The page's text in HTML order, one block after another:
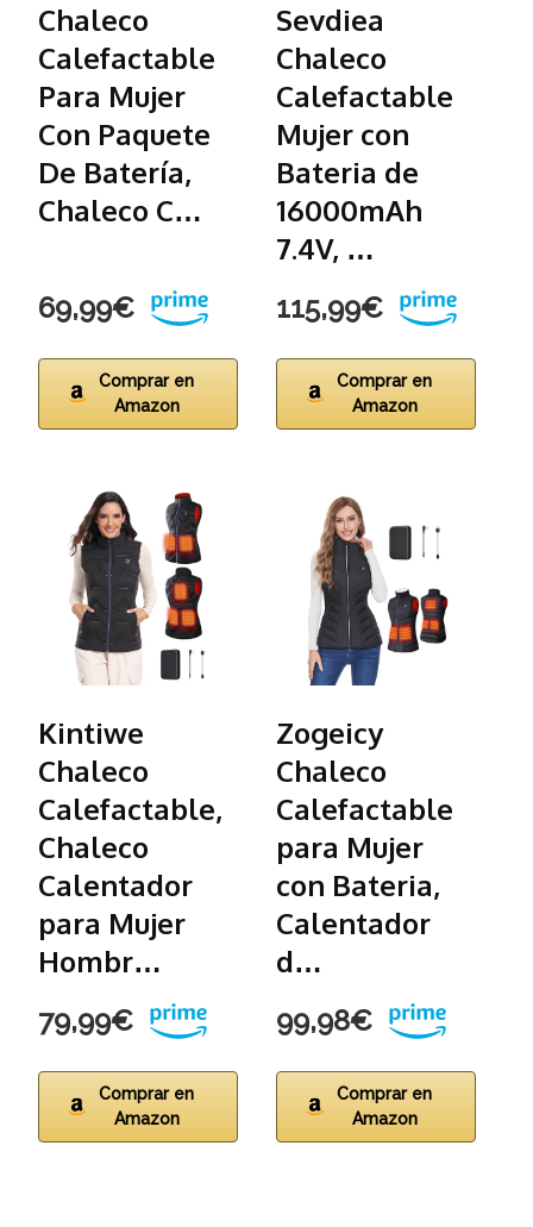
Chaleco
Calefactable
Para Mujer
Con Paquete
De Batería,
Chaleco C…
69,99€
Comprar en
Amazon
Sevdiea
Chaleco
Calefactable
Mujer con
Bateria de
16000mAh
7.4V, …
115,99€
Comprar en
Amazon
Kintiwe
Chaleco
Calefactable,
Chaleco
Calentador
para Mujer
Hombr…
79,99€
Comprar en
Amazon
Zogeicy
Chaleco
Calefactable
para Mujer
con Bateria,
Calentador
d…
99,98€
Comprar en
Amazon